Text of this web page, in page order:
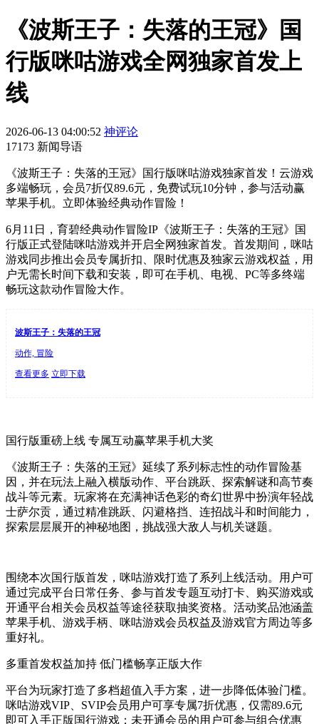
《波斯王子：失落的王冠》国
行版咪咕游戏全网独家首发上
线
2026-06-13 04:00:52 神评论
17173 新闻导语
《波斯王子：失落的王冠》国行版咪咕游戏独家首发！云游戏
多端畅玩，会员7折仅89.6元，免费试玩10分钟，参与活动赢
苹果手机。立即体验经典动作冒险！
6月11日，育碧经典动作冒险IP《波斯王子：失落的王冠》国
行版正式登陆咪咕游戏并开启全网独家首发。首发期间，咪咕
游戏同步推出会员专属折扣、限时优惠及独家云游戏权益，用
户无需长时间下载和安装，即可在手机、电视、PC等多终端
畅玩这款动作冒险大作。
波斯王子：失落的王冠
动作, 冒险
查看更多 立即下载
国行版重磅上线 专属互动赢苹果手机大奖
《波斯王子：失落的王冠》延续了系列标志性的动作冒险基
因，并在玩法上融入横版动作、平台跳跃、探索解谜和高节奏
战斗等元素。玩家将在充满神话色彩的奇幻世界中扮演年轻战
士萨尔贡，通过精准跳跃、闪避格挡、连招战斗和时间能力，
探索层层展开的神秘地图，挑战强大敌人与机关谜题。
围绕本次国行版首发，咪咕游戏打造了系列上线活动。用户可
通过完成平台日常任务、参与首发专题互动打卡、购买游戏或
开通平台相关会员权益等途径获取抽奖资格。活动奖品池涵盖
苹果手机、游戏手柄、咪咕游戏会员权益及游戏官方周边等多
重好礼。
多重首发权益加持 低门槛畅享正版大作
平台为玩家打造了多档超值入手方案，进一步降低体验门槛。
咪咕游戏VIP、SVIP会员用户可享专属7折优惠，仅需89.6元
即可入手正版国行游戏；未开通会员的用户可参与组合优惠